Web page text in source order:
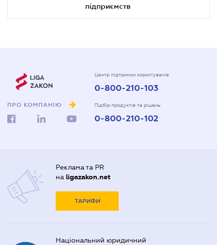
підприємств
ПРО КОМПАНІЮ
Центр підтримки користувачів
0-800-210-103
Підбір продуктів та рішень
0-800-210-102
Реклама та PR
на ligazakon.net
ТАРИФИ
Національний юридичний